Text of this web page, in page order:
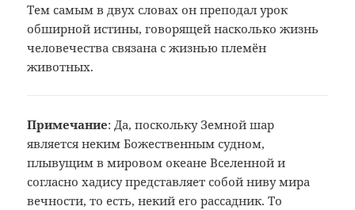
Тем самым в двух словах он преподал урок
обширной истины, говорящей насколько жизнь
человечества связана с жизнью племён
животных.
Примечание:Да, поскольку Земной шар
является некимБожественным судном,
плывущим в мировомокеане Вселенной и
согласно хадисупредставляет собой ниву мира
вечности,то есть, некий его рассадник. То